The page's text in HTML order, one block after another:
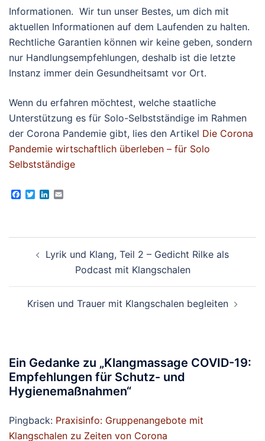
Informationen. Wir tun unser Bestes, um dich mit
aktuellen Informationen auf dem Laufenden zu halten.
Rechtliche Garantien können wir keine geben, sondern
nur Handlungsempfehlungen, deshalb ist die letzte
Instanz immer dein Gesundheitsamt vor Ort.
Wenn du erfahren möchtest, welche staatliche
Unterstützung es für Solo-Selbstständige im Rahmen
der Corona Pandemie gibt, lies den Artikel Die Corona
Pandemie wirtschaftlich überleben – für Solo
Selbstständige
Facebook
TwitterLinkedIn
Lyrik und Klang, Teil 2 – Gedicht Rilke als
Podcast mit Klangschalen
Krisen und Trauer mit Klangschalen begleiten
Ein Gedanke zu „Klangmassage COVID-19:
Empfehlungen für Schutz- und
Hygienemaßnahmen“
Pingback: Praxisinfo: Gruppenangebote mit
Klangschalen zu Zeiten von Corona